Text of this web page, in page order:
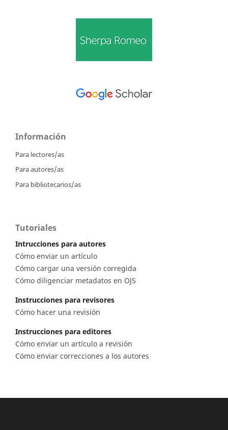
Información
Para lectores/as
Para autores/as
Para bibliotecarios/as
Tutoriales
Intrucciones para autores
Cómo enviar un artículo
Cómo cargar una versión corregida
Cómo diligenciar metadatos en OJS
Instrucciones para revisores
Cómo hacer una revisión
Instrucciones para editores
Cómo enviar un artículo a revisión
Cómo enviar correcciones a los autores